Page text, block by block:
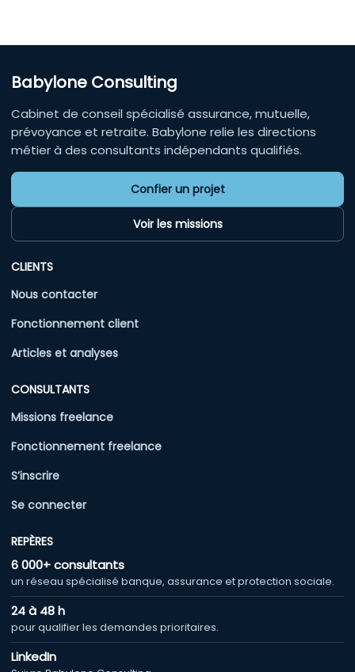
Babylone Consulting
Cabinet de conseil spécialisé assurance, mutuelle,
prévoyance et retraite. Babylone relie les directions
métier à des consultants indépendants qualifiés.
Confier un projet
Voir les missions
CLIENTS
Nous contacter
Fonctionnement client
Articles et analyses
CONSULTANTS
Missions freelance
Fonctionnement freelance
S’inscrire
Se connecter
REPÈRES
6 000+ consultants
un réseau spécialisé banque, assurance et protection sociale.
24 à 48 h
pour qualifier les demandes prioritaires.
LinkedIn